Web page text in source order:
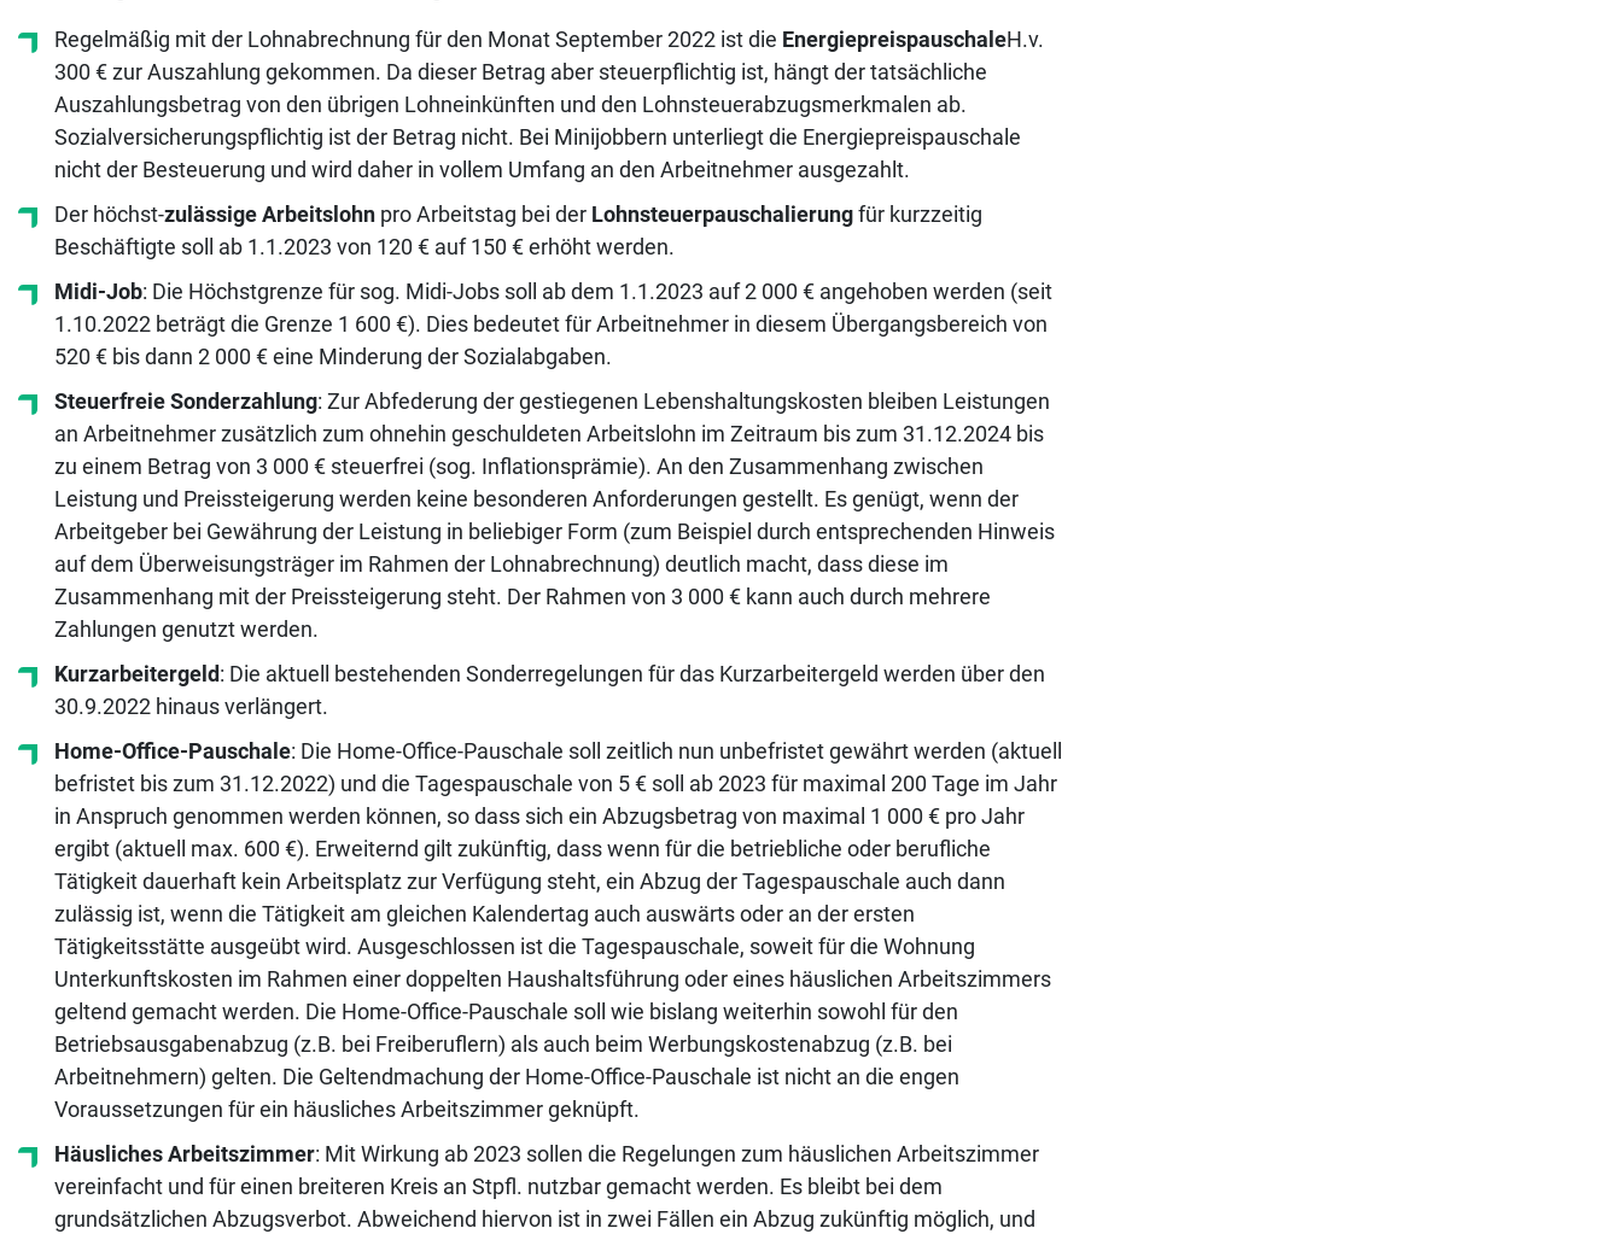
Regelmäßig mit der Lohnabrechnung für den Monat September 2022 ist die EnergiepreispauschaleH.v.
300 € zur Auszahlung gekommen. Da dieser Betrag aber steuerpflichtig ist, hängt der tatsächliche
Auszahlungsbetrag von den übrigen Lohneinkünften und den Lohnsteuerabzugsmerkmalen ab.
Sozialversicherungspflichtig ist der Betrag nicht. Bei Minijobbern unterliegt die Energiepreispauschale
nicht der Besteuerung und wird daher in vollem Umfang an den Arbeitnehmer ausgezahlt.
Der höchst-zulässige Arbeitslohn pro Arbeitstag bei der Lohnsteuerpauschalierungfür kurzzeitig
Beschäftigte soll ab 1.1.2023 von 120 € auf 150 € erhöht werden.
Midi-Job: Die Höchstgrenze für sog. Midi-Jobs soll ab dem 1.1.2023 auf 2 000 € angehoben werden (seit
1.10.2022 beträgt die Grenze 1 600 €). Dies bedeutet für Arbeitnehmer in diesem Übergangsbereich von
520 € bis dann 2 000 € eine Minderung der Sozialabgaben.
Steuerfreie Sonderzahlung: Zur Abfederung der gestiegenen Lebenshaltungskosten bleiben Leistungen
an Arbeitnehmer zusätzlich zum ohnehin geschuldeten Arbeitslohn im Zeitraum bis zum 31.12.2024 bis
zu einem Betrag von 3 000 € steuerfrei (sog. Inflationsprämie). An den Zusammenhang zwischen
Leistung und Preissteigerung werden keine besonderen Anforderungen gestellt. Es genügt, wenn der
Arbeitgeber bei Gewährung der Leistung in beliebiger Form (zum Beispiel durch entsprechenden Hinweis
auf dem Überweisungsträger im Rahmen der Lohnabrechnung) deutlich macht, dass diese im
Zusammenhang mit der Preissteigerung steht. Der Rahmen von 3 000 € kann auch durch mehrere
Zahlungen genutzt werden.
Kurzarbeitergeld: Die aktuell bestehenden Sonderregelungen für das Kurzarbeitergeld werden über den
30.9.2022 hinaus verlängert.
Home-Office-Pauschale: Die Home-Office-Pauschale soll zeitlich nun unbefristet gewährt werden (aktuell
befristet bis zum 31.12.2022) und die Tagespauschale von 5 € soll ab 2023 für maximal 200 Tage im Jahr
in Anspruch genommen werden können, so dass sich ein Abzugsbetrag von maximal 1 000 € pro Jahr
ergibt (aktuell max. 600 €). Erweiternd gilt zukünftig, dass wenn für die betriebliche oder berufliche
Tätigkeit dauerhaft kein Arbeitsplatz zur Verfügung steht, ein Abzug der Tagespauschale auch dann
zulässig ist, wenn die Tätigkeit am gleichen Kalendertag auch auswärts oder an der ersten
Tätigkeitsstätte ausgeübt wird. Ausgeschlossen ist die Tagespauschale, soweit für die Wohnung
Unterkunftskosten im Rahmen einer doppelten Haushaltsführung oder eines häuslichen Arbeitszimmers
geltend gemacht werden. Die Home-Office-Pauschale soll wie bislang weiterhin sowohl für den
Betriebsausgabenabzug (z.B. bei Freiberuflern) als auch beim Werbungskostenabzug (z.B. bei
Arbeitnehmern) gelten. Die Geltendmachung der Home-Office-Pauschale ist nicht an die engen
Voraussetzungen für ein häusliches Arbeitszimmer geknüpft.
Häusliches Arbeitszimmer: Mit Wirkung ab 2023 sollen die Regelungen zum häuslichen Arbeitszimmer
vereinfacht und für einen breiteren Kreis an Stpfl. nutzbar gemacht werden. Es bleibt bei dem
grundsätzlichen Abzugsverbot. Abweichend hiervon ist in zwei Fällen ein Abzug zukünftig möglich, und